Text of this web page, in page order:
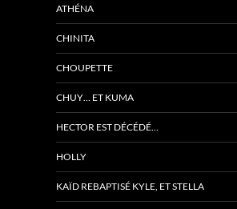
ATHÉNA
CHINITA
CHOUPETTE
CHUY… ET KUMA
HECTOR EST DÉCÉDÉ…
HOLLY
KAÏD REBAPTISÉ KYLE, ET STELLA